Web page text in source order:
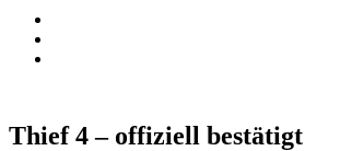
Thief 4 – offiziell bestätigt